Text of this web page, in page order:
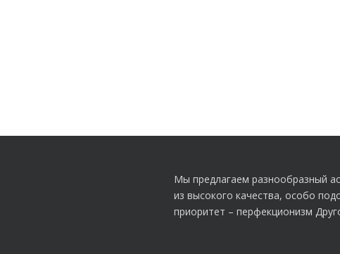
Мы предлагаем разнообразный
из высокого качества, особо
приоритет – перфекционизм